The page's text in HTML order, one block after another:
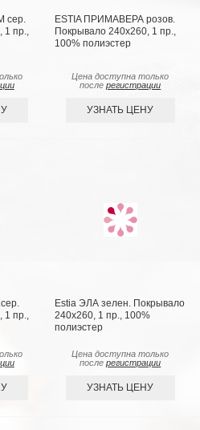
сер.
1 пр.,
ESTIA ПРИМАВЕРА розов.
Покрывало 240х260, 1 пр.,
100% полиэстер
Цена доступна только
послерегистрации
УЗНАТЬ ЦЕНУ
1 пр.,
Estia ЭЛА зелен. Покрывало
240х260, 1 пр., 100%
полиэстер
Цена доступна только
послерегистрации
УЗНАТЬ ЦЕНУ